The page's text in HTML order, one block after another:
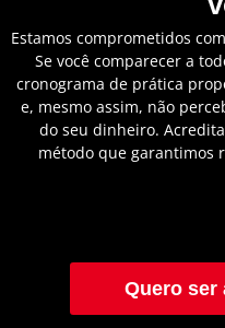
Estamos comprometidos
Se você comparecer a
cronograma de prática
e, mesmo assim, não
do seu dinheiro.
método que garantimos
Quero ser